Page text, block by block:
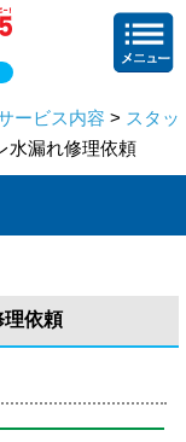
ービス内容 > スタッ
水漏れ修理依頼
理依頼